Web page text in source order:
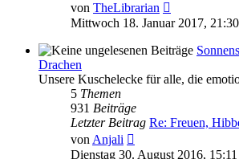
von TheLibrarian
Beitrag
Mittwoch 18. Januar 2017, 21:30
Drachen
Unsere Kuschelecke für alle, die
5 Themen
931 Beiträge
Letzter Beitrag Re: Freuen,
vonAnjali
Beitrag
Dienstag 30. August 2016, 15:11